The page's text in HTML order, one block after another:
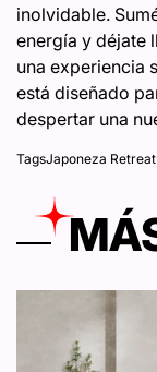
inolvidable.
energía y déjate
una experiencia
está diseñado
despertar una
TagsJaponeza Retreat